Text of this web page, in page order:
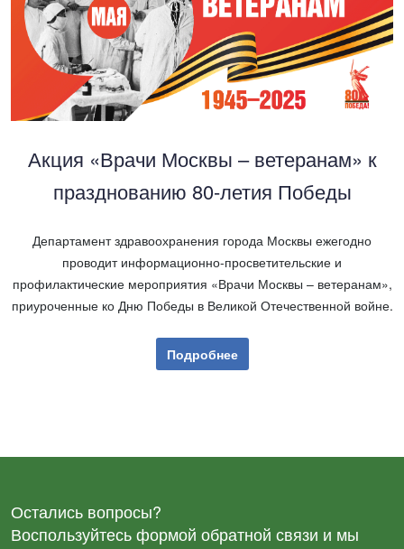
Акция «Врачи Москвы – ветеранам» к
празднованию 80-летия Победы
Департамент здравоохранения города Москвы ежегодно
проводит информационно-просветительские и
профилактические мероприятия «Врачи Москвы – ветеранам»,
приуроченные ко Дню Победы в Великой Отечественной войне.
Подробнее
Остались вопросы?
Воспользуйтесь формой обратной связи и мы